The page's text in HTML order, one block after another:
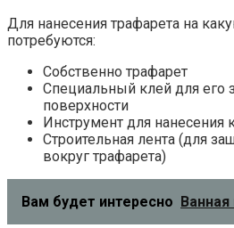
Для нанесения трафарета на
потребуются:
Собственно трафарет
Специальный клей для его
поверхности
Инструмент для нанесения
Строительная лента (для
вокруг трафарета)
Вам будет интересно Ванная